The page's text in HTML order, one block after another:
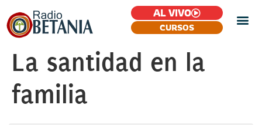
AL VIVO
CURSOS
La santidad en la
familia